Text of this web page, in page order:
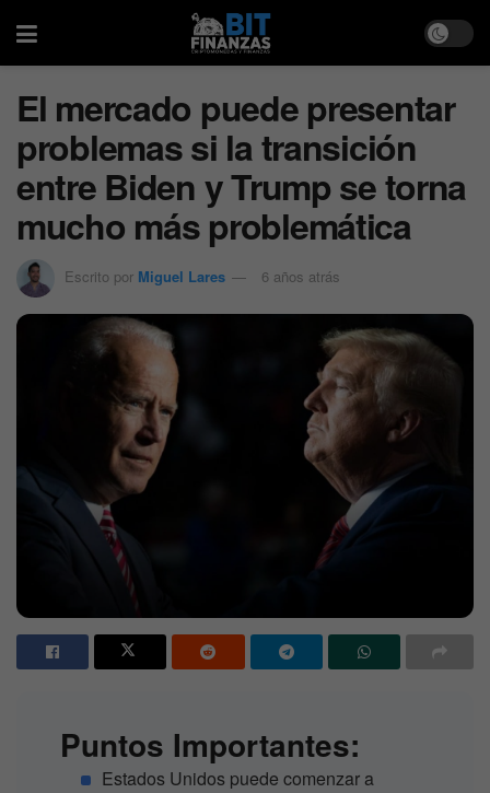
El mercado puede presentar
problemas si la transición
entre Biden y Trump se torna
mucho más problemática
Escrito por Miguel Lares 6 años atrás
Puntos Importantes:
Estados Unidos puede comenzar a